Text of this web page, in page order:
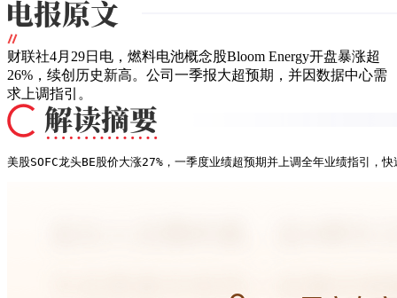
财联社4月29日电，燃料电池概念股Bloom Energy开盘暴涨超
26%，续创历史新高。公司一季报大超预期，并因数据中心需
求上调指引。
美股SOFC龙头BE股价大涨27%，一季度业绩超预期并上调全年业绩指引，